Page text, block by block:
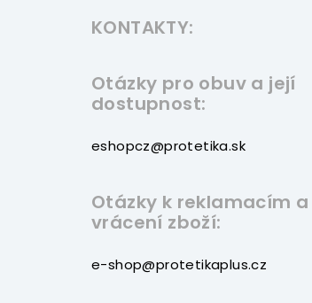
KONTAKTY:
Otázky pro obuv a její
dostupnost:
eshopcz@protetika.sk
Otázky k reklamacím a
vrácení zboží:
e-shop@protetikaplus.cz